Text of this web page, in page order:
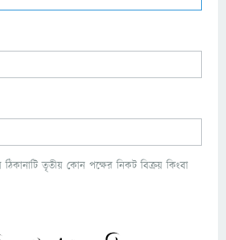
তৃতীয় কোন পক্ষের নিকট বিক্রয় কিংবা